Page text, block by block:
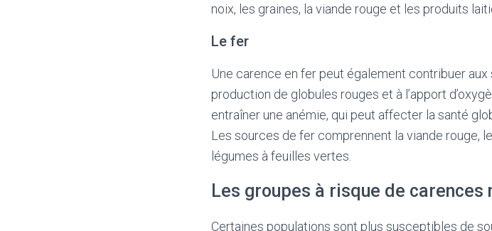
noix, les graines, la viande rouge et les produits
Le fer
Une carence en fer peut également contribuer
production de globules rouges et à l’apport
entraîner une anémie, qui peut affecter la santé
Les sources de fer comprennent la viande rouge,
légumes à feuilles vertes.
Les groupes à risque de
Certaines populations sont plus susceptibles de